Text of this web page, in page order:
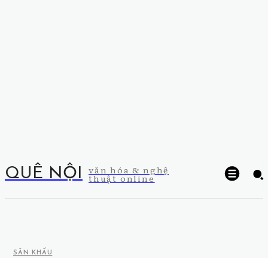
QUÊ NỘI văn hóa & nghệ
thuật online
SÂN KHẤU